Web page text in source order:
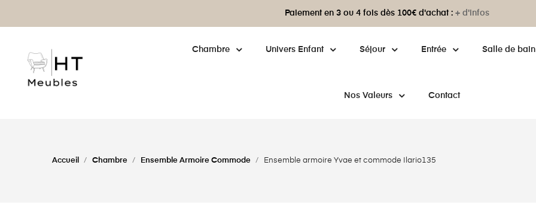
Paiement en 3 ou 4 fois dès 100€ d'achat : + d'infos
Chambre Univers Enfant Séjour Entrée Salle de bain
Nos Valeurs Contact
Accueil Chambre Ensemble Armoire Commode Ensemble armoire Yvae et commode Ilario135